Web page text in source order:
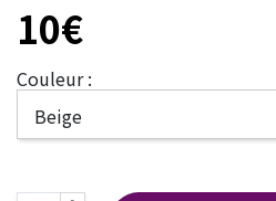
10€
Couleur :